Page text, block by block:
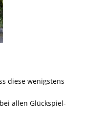
diese wenigstens
allen Glückspiel-